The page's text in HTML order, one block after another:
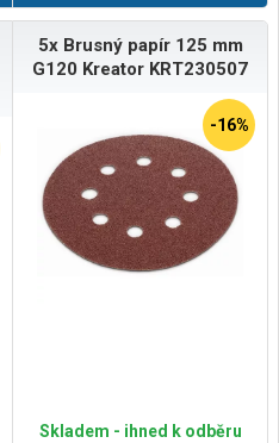
5x Brusný papír 125 mm
G120 Kreator KRT230507
-16%
Skladem - ihned k odběru